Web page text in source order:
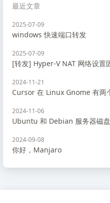
最近文章
2025-07-09
windows 快速端口转发
2025-07-09
[转发] Hyper-V NAT 网络设置
2024-11-21
Cursor 在 Linux Gnome 有两
2024-11-06
Ubuntu 和 Debian 服务器磁
2024-09-08
你好，Manjaro